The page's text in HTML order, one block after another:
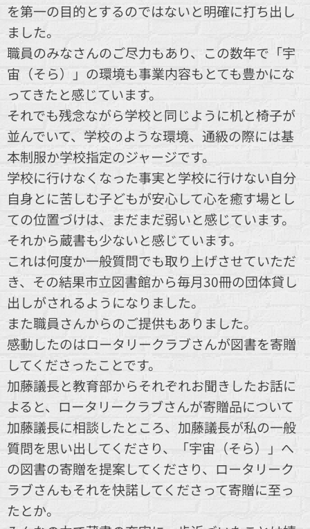
を第一の目的とするのではないと明確に打ち出し
ました。
職員のみなさんのご尽力もあり、この数年で「宇
宙（そら）」の環境も事業内容もとても豊かにな
ってきたと感じています。
それでも残念ながら学校と同じように机と椅子が
並んでいて、学校のような環境、通級の際には基
本制服か学校指定のジャージです。
学校に行けなくなった事実と学校に行けない自分
自身とに苦しむ子どもが安心して心を癒す場とし
ての位置づけは、まだまだ弱いと感じています。
それから蔵書も少ないと感じています。
これは何度か一般質問でも取り上げさせていただ
き、その結果市立図書館から毎月30冊の団体貸し
出しがされるようになりました。
また職員さんからのご提供もありました。
感動したのはロータリークラブさんが図書を寄贈
してくださったことです。
加藤議長と教育部からそれぞれお聞きしたお話に
よると、ロータリークラブさんが寄贈品について
加藤議長に相談したところ、加藤議長が私の一般
質問を思い出してくださり、「宇宙（そら）」へ
の図書の寄贈を提案してくださり、ロータリーク
ラブさんもそれを快諾してくださって寄贈に至っ
たとか。